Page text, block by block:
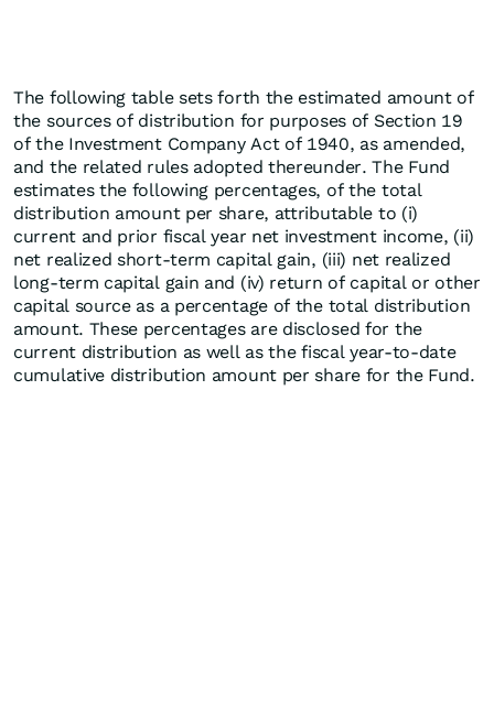
The following table sets forth the estimated amount of
the sources of distribution for purposes of Section 19
of the Investment Company Act of 1940, as amended,
and the related rules adopted thereunder. The Fund
estimates the following percentages, of the total
distribution amount per share, attributable to (i)
current and prior fiscal year net investment income, (ii)
net realized short-term capital gain, (iii) net realized
long-term capital gain and (iv) return of capital or other
capital source as a percentage of the total distribution
amount. These percentages are disclosed for the
current distribution as well as the fiscal year-to-date
cumulative distribution amount per share for the Fund.